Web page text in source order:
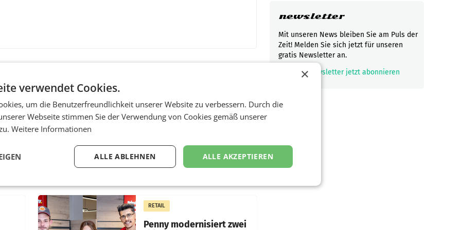
Post
ProSiebenSat.1 spart und
macht überraschend viel
UNTERFÖHRING/MAILAND/AMSTERDAM.
Der Fernsehkonzern
ProSiebenSat.1 hat im Frühjahr
operativ wieder Gewinn
gemacht und die
Markterwartung deutlich
übertroffen.
RETAIL
Penny modernisiert zwei
newsletter
Mit unseren News bleiben Sie am Puls der
Zeit! Melden Sie sich jetzt für unseren
gratis Newsletter an.
mark_email_read Newsletter jetzt abonnieren
×
verwendet Cookies.
um die Benutzerfreundlichkeit unserer Website zu verbessern. Durch die
Webseite stimmen Sie der Verwendung von Cookies gemäß unserer
Weitere Informationen
ALLE AKZEPTIEREN
ALLE ABLEHNEN